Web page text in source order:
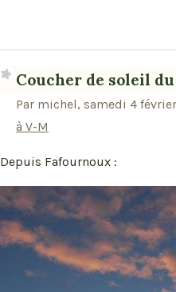
Coucher de soleil
Par michel, samedi 4
à V-M
Depuis Fafournoux :